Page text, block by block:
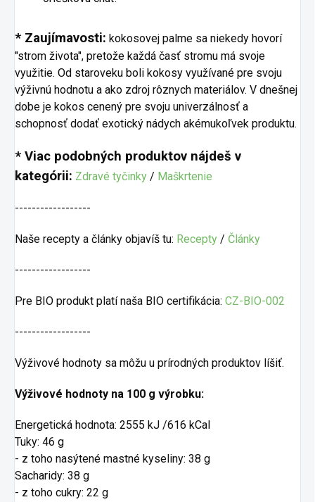
* Zaujímavosti: kokosovej palme sa niekedy hovorí
"strom života", pretože každá časť stromu má svoje
využitie. Od staroveku boli kokosy využívané pre svoju
výživnú hodnotu a ako zdroj rôznych materiálov. V dnešnej
dobe je kokos cenený pre svoju univerzálnosť a
schopnosť dodať exotický nádych akémukoľvek produktu.
* Viac podobných produktov nájdeš v
kategórii: Zdravé tyčinky / Maškrtenie
------------------
Naše recepty a články objavíš tu: Recepty / Články
------------------
Pre BIO produkt platí naša BIO certifikácia: CZ-BIO-002
------------------
Výživové hodnoty sa môžu u prírodných produktov líšiť.
Výživové hodnoty na 100 g výrobku:
Energetická hodnota: 2555 kJ /616 kCal
Tuky: 46 g
- z toho nasýtené mastné kyseliny: 38 g
Sacharidy: 38 g
- z toho cukry: 22 g